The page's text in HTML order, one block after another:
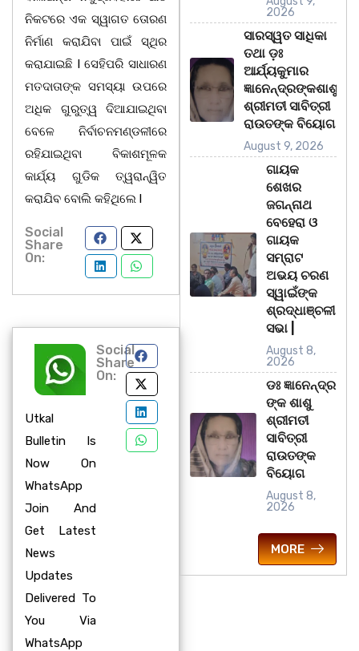
ନିକଟରେ ଏକ ସ୍ୱାଗତ ତୋରଣ
ନିର୍ମାଣ କରାଯିବା ପାଇଁ ସ୍ଥିର
କରାଯାଇଛି l ସେହିପରି ସାଧାରଣ
ମତଦାତାଙ୍କ ସମସ୍ୟା ଉପରେ
ଅଧିକ ଗୁରୁତ୍ୱ ଦିଆଯାଇଥିବା
ବେଳେ ନିର୍ବାଚନମଣ୍ଡଳୀରେ
ରହିଯାଇଥିବା ବିକାଶମୂଳକ
କାର୍ଯ୍ୟ ଗୁଡିକ ତ୍ୱରାନ୍ୱିତ
କରାଯିବ ବୋଲି କହିଥିଲେ l
Social
Share
On:
Utkal
Bulletin Is
Now On
WhatsApp
Join And
Get Latest
News
Updates
Delivered To
You Via
WhatsApp
Social
Share
On:
2026
ସାରସ୍ୱତ ସାଧିକା
ତଥା ଡ଼ଃ
ଆର୍ଯ୍ୟକୁମାର
ଜ୍ଞାନେନ୍ଦ୍ରଙ୍କଶାଶୁ
ଶ୍ରୀମତୀ ସାବିତ୍ରୀ
ରାଉତଙ୍କ ବିୟୋଗ
August 9, 2026
ଗାୟକ
ଶେଖର
ଜଗନ୍ନାଥ
ବେହେରା ଓ
ଗାୟକ
ସମ୍ରାଟ
ଅଭୟ ଚରଣ
ସ୍ୱାଇଁଙ୍କ
ଶ୍ରଦ୍ଧାଞ୍ଚଳୀ
ସଭା |
August 8,
2026
ଡଃ ଜ୍ଞାନେନ୍ଦ୍ର
ଙ୍କ ଶାଶୁ
ଶ୍ରୀମତୀ
ସାବିତ୍ରୀ
ରାଉତଙ୍କ
ବିୟୋଗ
August 8,
2026
MORE